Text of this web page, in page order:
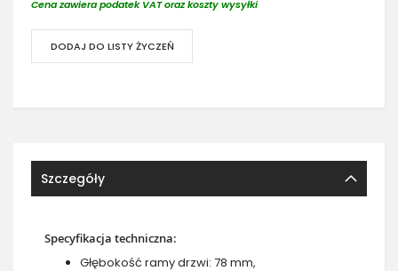
Cena zawiera podatek VAT oraz koszty wysyłki
DODAJ DO LISTY ŻYCZEŃ
Szczegóły